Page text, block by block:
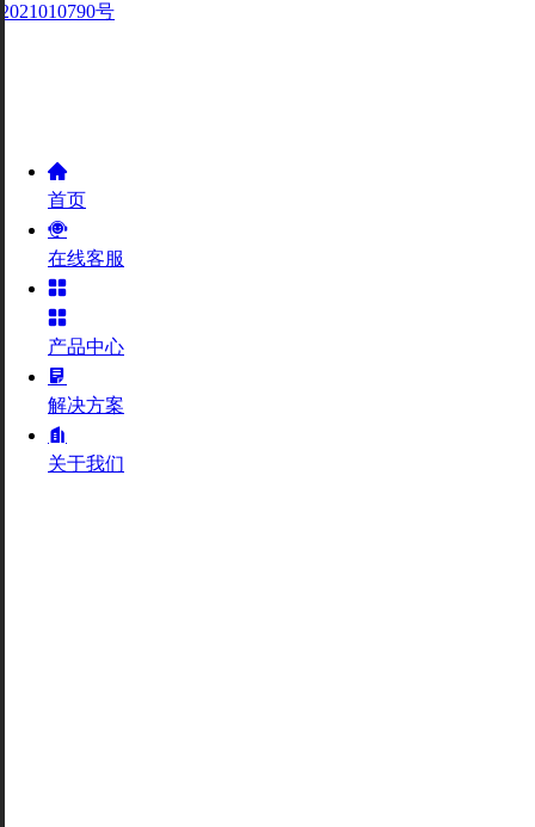
2021010790号
首页
在线客服
产品中心
解决方案
关于我们